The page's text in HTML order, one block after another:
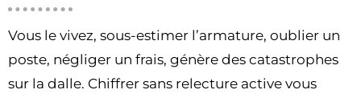
Vous le vivez, sous-estimer l’armature, oublier un
poste, négliger un frais, génère des catastrophes
sur la dalle. Chiffrer sans relecture active vous